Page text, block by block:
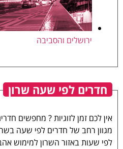
ירושלים והסביבה
חדרים לפי שעה שרון
אין לכם זמן לזוגיות ? מחפשים
מגוון רחב של חדרים לפי שעה
לפי שעות באזור השרון למימוש